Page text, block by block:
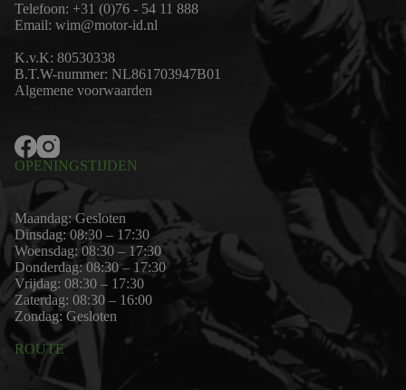
Telefoon: +31 (0)76 - 54 11 888
Email: wim@motor-id.nl
K.v.K: 80530338
B.T.W-nummer: NL861703947B01
Algemene voorwaarden
OPENINGSTIJDEN
Maandag: Gesloten
Dinsdag: 08:30 – 17:30
Woensdag: 08:30 – 17:30
Donderdag: 08:30 – 17:30
Vrijdag: 08:30 – 17:30
Zaterdag: 08:30 – 16:00
Zondag: Gesloten
ROUTE